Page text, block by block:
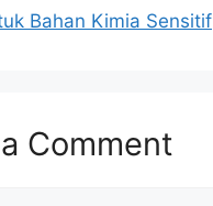
Bahan Kimia Sensitif
Comment